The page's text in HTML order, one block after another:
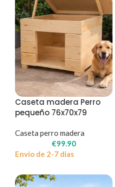
Caseta madera Perro
pequeño 76x70x79
Caseta perro madera
€99.90
Envio de 2-7 dias